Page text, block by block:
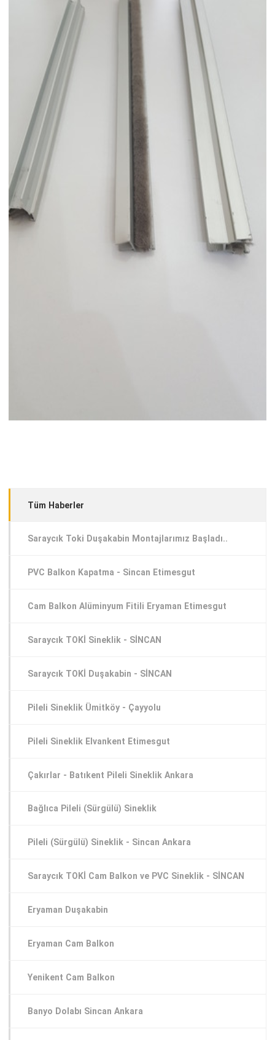
Tüm Haberler
Saraycık Toki Duşakabin Montajlarımız Başladı..
PVC Balkon Kapatma - Sincan Etimesgut
Cam Balkon Alüminyum Fitili Eryaman Etimesgut
Saraycık TOKİ Sineklik - SİNCAN
Saraycık TOKİ Duşakabin - SİNCAN
Pileli Sineklik Ümitköy - Çayyolu
Pileli Sineklik Elvankent Etimesgut
Çakırlar - Batıkent Pileli Sineklik Ankara
Bağlıca Pileli (Sürgülü) Sineklik
Pileli (Sürgülü) Sineklik - Sincan Ankara
Saraycık TOKİ Cam Balkon ve PVC Sineklik - SİNCAN
Eryaman Duşakabin
Eryaman Cam Balkon
Yenikent Cam Balkon
Banyo Dolabı Sincan Ankara